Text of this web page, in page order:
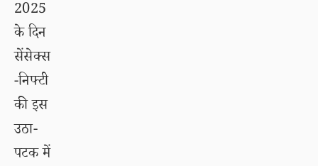
2025
के दिन
सेंसेक्स
-निफ्टी
की इस
उठा-
पटक में